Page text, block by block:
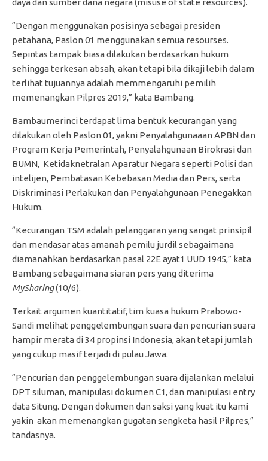
“Dengan menggunakan posisinya sebagai presiden
petahana, Paslon 01 menggunakan semua resourses.
Sepintas tampak biasa dilakukan berdasarkan hukum
sehingga terkesan absah, akan tetapi bila dikaji lebih dalam
terlihat tujuannya adalah memmengaruhi pemilih
memenangkan Pilpres 2019,” kata Bambang.
Bambaumerinci terdapat lima bentuk kecurangan yang
dilakukan oleh Paslon 01, yakni Penyalahgunaaan APBN dan
Program Kerja Pemerintah, Penyalahgunaan Birokrasi dan
BUMN, Ketidaknetralan Aparatur Negara seperti Polisi dan
intelijen, Pembatasan Kebebasan Media dan Pers, serta
Diskriminasi Perlakukan dan Penyalahgunaan Penegakkan
Hukum.
“Kecurangan TSM adalah pelanggaran yang sangat prinsipil
dan mendasar atas amanah pemilu jurdil sebagaimana
diamanahkan berdasarkan pasal 22E ayat1 UUD 1945,” kata
Bambang sebagaimana siaran pers yang diterima
MySharing(10/6).
Terkait argumen kuantitatif, tim kuasa hukum Prabowo-
Sandi melihat penggelembungan suara dan pencurian suara
hampir merata di 34 propinsi Indonesia, akan tetapi jumlah
yang cukup masif terjadi di pulau Jawa.
“Pencurian dan penggelembungan suara dijalankan melalui
DPT siluman, manipulasi dokumen C1, dan manipulasi entry
data Situng. Dengan dokumen dan saksi yang kuat itu kami
yakin akan memenangkan gugatan sengketa hasil Pilpres,”
tandasnya.